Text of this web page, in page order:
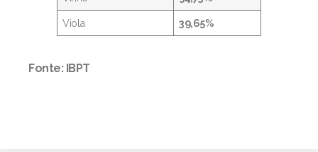
Viola 39,65%
Fonte: IBPT